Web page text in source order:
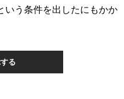
いう条件を出したにもかか
る